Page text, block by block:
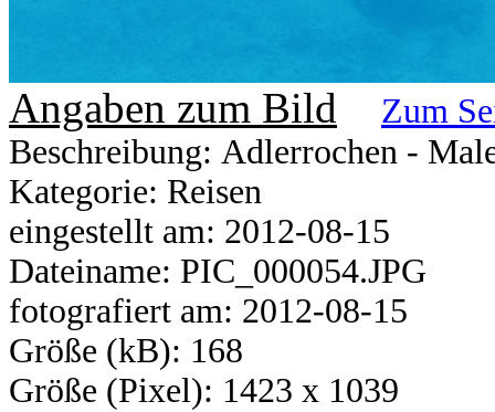
Angaben zum Bild
Zum
Beschreibung: Adlerrochen -
Kategorie: Reisen
eingestellt am: 2012-08-15
Dateiname: PIC_000054.JPG
fotografiert am: 2012-08-15
Größe (kB): 168
Größe (Pixel): 1423 x 1039